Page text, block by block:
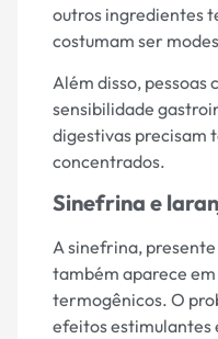
outros ingredientes
costumam ser
Além disso,
sensibilidade
digestivas precisam
concentrados.
Sinefrina e
A sinefrina,
também aparece
termogênicos. O
efeitos estimulantes